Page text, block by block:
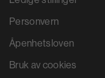
Personvern
Åpenhetsloven
Bruk av cookies